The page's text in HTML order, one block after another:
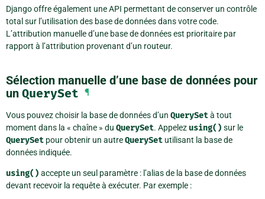
Django offre également une API permettant de conserver un contrôle
total sur l’utilisation des base de données dans votre code.
L’attribution manuelle d’une base de données est prioritaire par
rapport à l’attribution provenant d’un routeur.
Sélection manuelle d’une base de données pour
un QuerySet ¶
Vous pouvez choisir la base de données d’un QuerySetà tout
moment dans la « chaîne » du QuerySet. Appelez using() sur le
QuerySet pour obtenir un autreQuerySet utilisant la base de
données indiquée.
using() accepte un seul paramètre : l’alias de la base de données
devant recevoir la requête à exécuter. Par exemple :